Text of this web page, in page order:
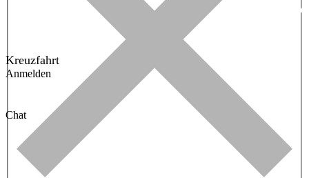
Kreuzfahrt
Anmelden
Chat